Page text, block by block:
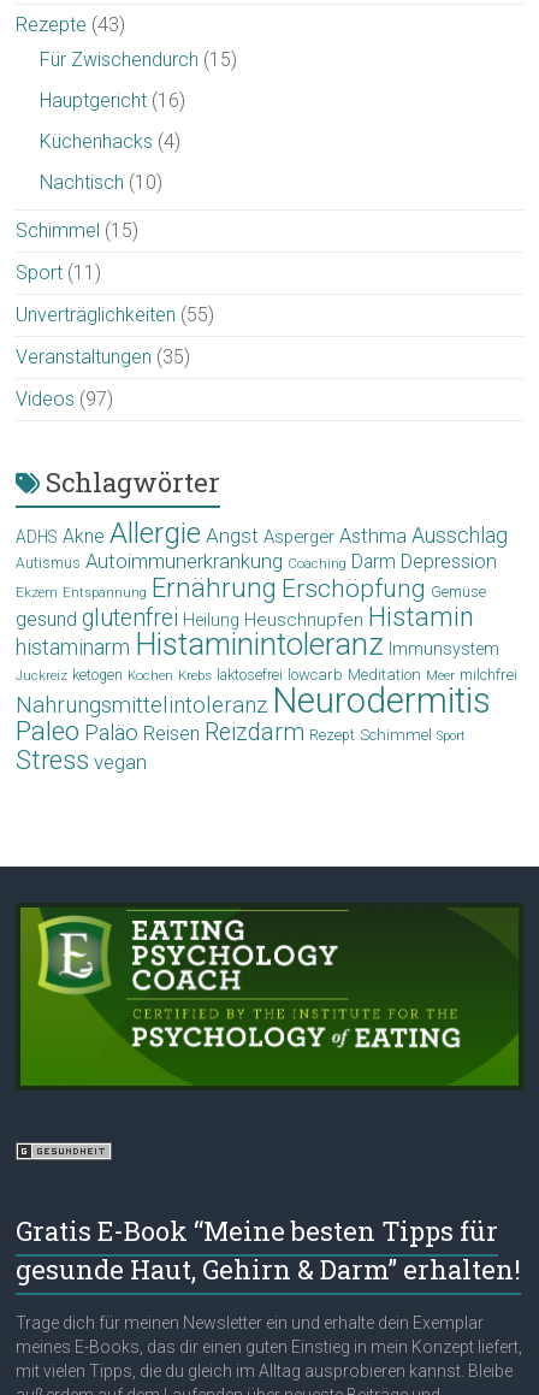
Rezepte (43)
Für Zwischendurch (15)
Hauptgericht (16)
Küchenhacks (4)
Nachtisch (10)
Schimmel (15)
Sport (11)
Unverträglichkeiten (55)
Veranstaltungen (35)
Videos (97)
Schlagwörter
ADHS Akne Allergie Angst Asperger Asthma Ausschlag
Autismus Autoimmunerkrankung Coaching Darm Depression
Ekzem Entspannung Ernährung Erschöpfung Gemüse
gesund glutenfrei Heilung Heuschnupfen Histamin
histaminarm Histaminintoleranz Immunsystem
Juckreiz ketogen Kochen Krebs laktosefrei lowcarb Meditation Meer milchfrei
Nahrungsmittelintoleranz Neurodermitis
Paleo Paläo Reisen Reizdarm Rezept Schimmel Sport
Stress vegan
Gratis E-Book “Meine besten Tipps für
gesunde Haut, Gehirn & Darm” erhalten!
Trage dich für meinen Newsletter ein und erhalte dein Exemplar
meines E-Books, das dir einen guten Einstieg in mein Konzept liefert,
mit vielen Tipps, die du gleich im Alltag ausprobieren kannst. Bleibe